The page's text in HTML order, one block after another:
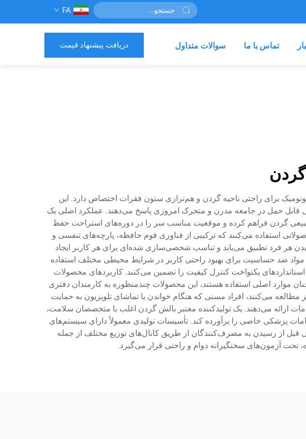
FA
تماس با ما سوالات متداول دریافت پیشنهاد قیمت
گردن
برای راحتی ناحیه گردن و هم‌ترازی ستون فقرات اختصاص دارد. این
قابل حمل در جامعه مدرن و متحرک امروزی پاسخ می‌دهند. عملکرد اصلی یک
گردن فراهم کرده و موقعیت مناسب سر را در دوره‌های استراحت حفظ
استفاده می‌کنند که ترکیبی از فناوری فوم حافظه، پارچه‌های تنفسی و
هر فرد تطبیق می‌یابد و تناسب شخصی‌سازی شده‌ای برای هر کاربر ایجاد
ضد حساسیت برای بهبود راحتی کاربر در شرایط محیطی مختلف استفاده
یکنواخت کنترل کیفیت را تضمین می‌کنند. کاربردهای محصولات
موارد اصلی استفاده هستند، این محصولات چندمنظوره به کارمندان دفتری
می‌کنند، افراد مسنی که هنگام خواندن یا تماشای تلویزیون به حمایت
ارائه می‌دهند. یک تولیدکننده معتبر بالش گردن اغلب با متخصصان سلامت،
پزشکی خاصی را برآورده کند. تأسیسات تولیدی معمولاً دارای سیستم‌های
از رسیدن به مصرف‌کنندگان از طریق کانال‌های توزیع مختلف از جمله
تحت آزمون‌های سختگیرانه دوام و راحتی قرار می‌گیرد.